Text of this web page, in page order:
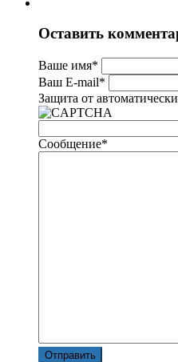
Оставить
Ваше имя*
Ваш E-mail*
Защита от
Сообщение*